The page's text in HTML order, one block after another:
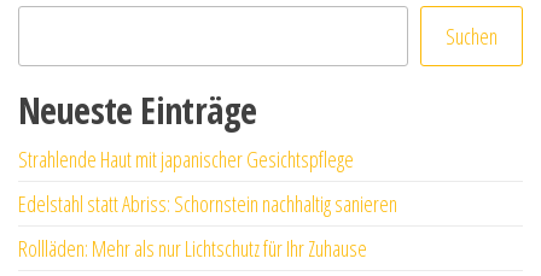
Suchen
Neueste Einträge
Strahlende Haut mit japanischer Gesichtspflege
Edelstahl statt Abriss: Schornstein nachhaltig sanieren
Rollläden: Mehr als nur Lichtschutz für Ihr Zuhause